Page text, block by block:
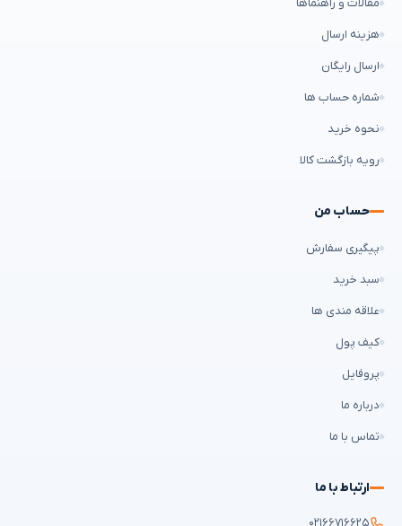
مقالات و راهنماها
هزینه ارسال
ارسال رایگان
شماره حساب ها
نحوه خرید
رویه بازگشت کالا
حساب من
پیگیری سفارش
سبد خرید
علاقه مندی ها
کیف پول
پروفایل
درباره ما
تماس با ما
ارتباط با ما